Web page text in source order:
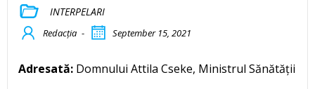
INTERPELARI
Redacția - September 15, 2021
Adresată: Domnului Attila Cseke, Ministrul Sănătății